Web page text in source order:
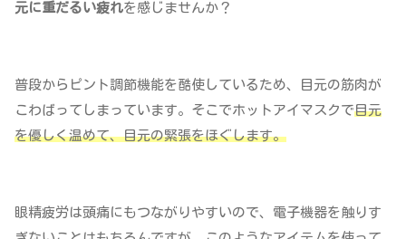
元に重だるい疲れを感じませんか？
普段からピント調節機能を酷使しているため、目元の筋肉が
こわばってしまっています。そこでホットアイマスクで目元
を優しく温めて、目元の緊張をほぐします。
眼精疲労は頭痛にもつながりやすいので、電子機器を触りす